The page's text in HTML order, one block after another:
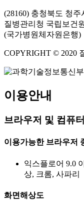
(28160) 충청북도 청
질병관리청 국립보건
(국가병원체자원은행)
COPYRIGHT © 2020
이용안내
브라우저 및 컴퓨
이용가능한 브라우저
익스플로어 9.0
상, 크롬, 사파리
화면해상도